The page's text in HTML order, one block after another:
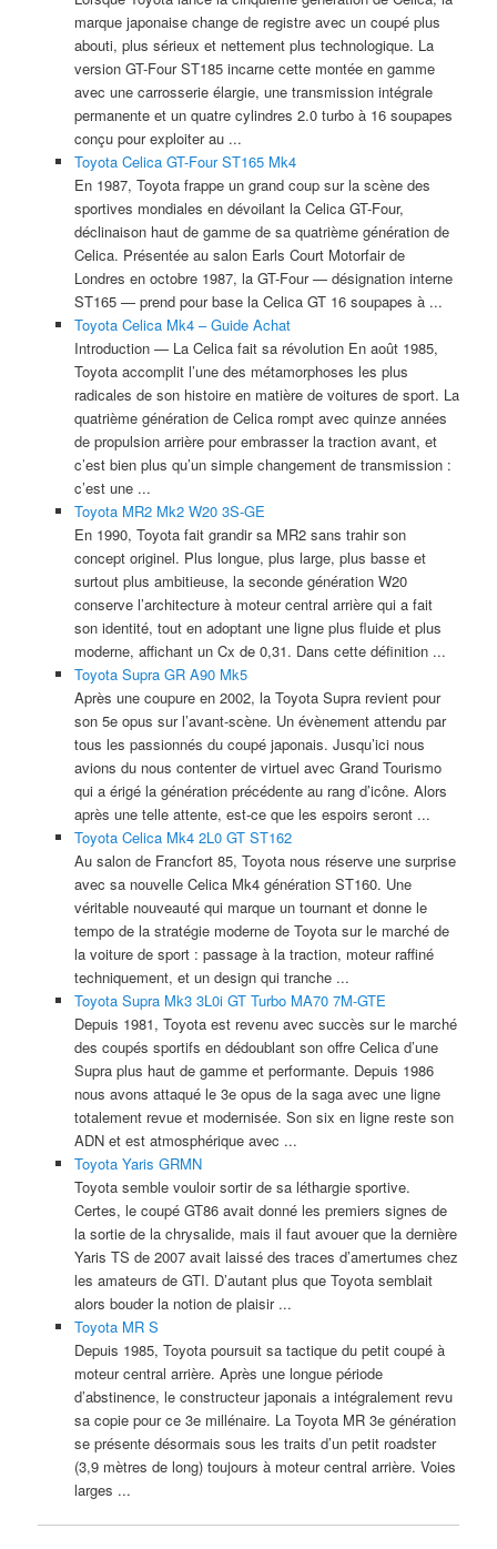
marque japonaise change de registre avec un coupé plus
abouti, plus sérieux et nettement plus technologique. La
version GT-Four ST185 incarne cette montée en gamme
avec une carrosserie élargie, une transmission intégrale
permanente et un quatre cylindres 2.0 turbo à 16 soupapes
conçu pour exploiter au ...
Toyota Celica GT-Four ST165 Mk4
En 1987, Toyota frappe un grand coup sur la scène des
sportives mondiales en dévoilant la Celica GT-Four,
déclinaison haut de gamme de sa quatrième génération de
Celica. Présentée au salon Earls Court Motorfair de
Londres en octobre 1987, la GT-Four — désignation interne
ST165 — prend pour base la Celica GT 16 soupapes à ...
Toyota Celica Mk4 – Guide Achat
Introduction — La Celica fait sa révolution En août 1985,
Toyota accomplit l’une des métamorphoses les plus
radicales de son histoire en matière de voitures de sport. La
quatrième génération de Celica rompt avec quinze années
de propulsion arrière pour embrasser la traction avant, et
c’est bien plus qu’un simple changement de transmission :
c’est une ...
Toyota MR2 Mk2 W20 3S-GE
En 1990, Toyota fait grandir sa MR2 sans trahir son
concept originel. Plus longue, plus large, plus basse et
surtout plus ambitieuse, la seconde génération W20
conserve l’architecture à moteur central arrière qui a fait
son identité, tout en adoptant une ligne plus fluide et plus
moderne, affichant un Cx de 0,31. Dans cette définition ...
Toyota Supra GR A90 Mk5
Après une coupure en 2002, la Toyota Supra revient pour
son 5e opus sur l’avant-scène. Un évènement attendu par
tous les passionnés du coupé japonais. Jusqu’ici nous
avions du nous contenter de virtuel avec Grand Tourismo
qui a érigé la génération précédente au rang d’icône. Alors
après une telle attente, est-ce que les espoirs seront ...
Toyota Celica Mk4 2L0 GT ST162
Au salon de Francfort 85, Toyota nous réserve une surprise
avec sa nouvelle Celica Mk4 génération ST160. Une
véritable nouveauté qui marque un tournant et donne le
tempo de la stratégie moderne de Toyota sur le marché de
la voiture de sport : passage à la traction, moteur raffiné
techniquement, et un design qui tranche ...
Toyota Supra Mk3 3L0i GT Turbo MA70 7M-GTE
Depuis 1981, Toyota est revenu avec succès sur le marché
des coupés sportifs en dédoublant son offre Celica d’une
Supra plus haut de gamme et performante. Depuis 1986
nous avons attaqué le 3e opus de la saga avec une ligne
totalement revue et modernisée. Son six en ligne reste son
ADN et est atmosphérique avec ...
Toyota Yaris GRMN
Toyota semble vouloir sortir de sa léthargie sportive.
Certes, le coupé GT86 avait donné les premiers signes de
la sortie de la chrysalide, mais il faut avouer que la dernière
Yaris TS de 2007 avait laissé des traces d’amertumes chez
les amateurs de GTI. D’autant plus que Toyota semblait
alors bouder la notion de plaisir ...
Toyota MR S
Depuis 1985, Toyota poursuit sa tactique du petit coupé à
moteur central arrière. Après une longue période
d’abstinence, le constructeur japonais a intégralement revu
sa copie pour ce 3e millénaire. La Toyota MR 3e génération
se présente désormais sous les traits d’un petit roadster
(3,9 mètres de long) toujours à moteur central arrière. Voies
larges ...